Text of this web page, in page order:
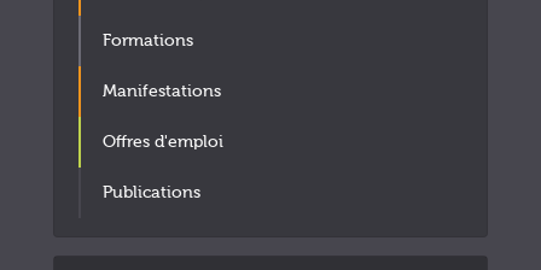
Formations
Manifestations
Offres d'emploi
Publications